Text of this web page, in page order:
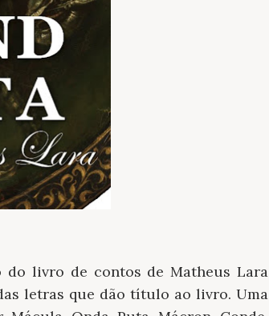
do livro de contos de Matheus Lara
letras que dão título ao livro. Uma